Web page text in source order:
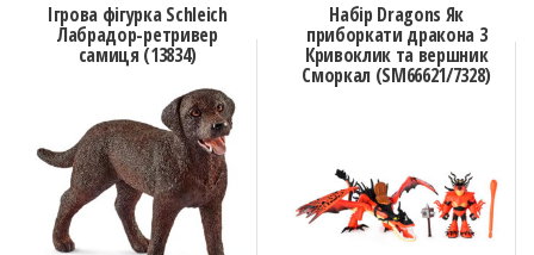
Ігрова фігурка Schleich
Лабрадор-ретривер
самиця (13834)
Набір Dragons Як
приборкати дракона 3
Кривоклик та вершник
Сморкал (SM66621/7328)